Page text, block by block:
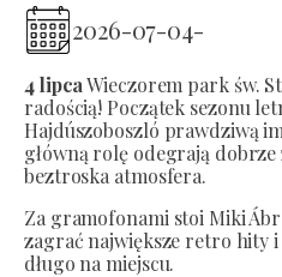
2026-07-04-
4 lipcaWieczorem park św.
radością! Początek sezonu
Hajdúszoboszló prawdziwą
główną rolę odegrają
beztroska atmosfera.
Za gramofonami stoi Miki
zagrać największe retro hity i
długo na miejscu.